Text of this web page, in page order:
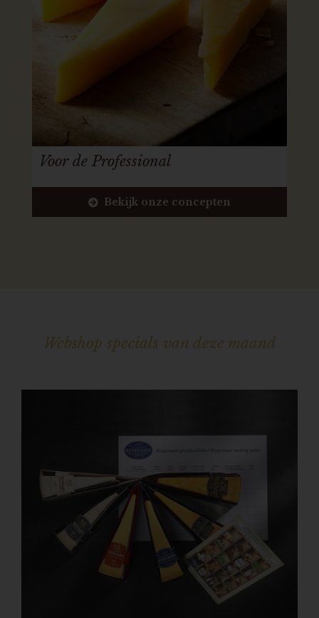
Voor de Professional
Bekijk onze concepten
Webshop specials van deze maand